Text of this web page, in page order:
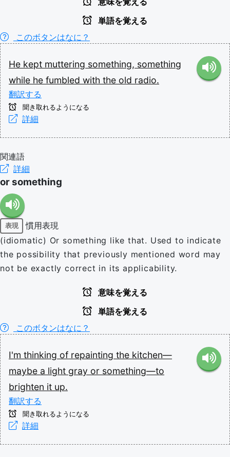
単語を覚える
このボタンはなに？
He kept muttering something, something
while he fumbled with the old radio.
翻訳する
聞き取れるようになる
詳細
関連語
詳細
or something
表現
慣用表現
(idiomatic) Or something like that. Used to indicate
the possibility that previously mentioned word may
not be exactly correct in its applicability.
意味を覚える
単語を覚える
このボタンはなに？
I'm thinking of repainting the kitchen—
maybe a light gray or something—to
brighten it up.
翻訳する
聞き取れるようになる
詳細